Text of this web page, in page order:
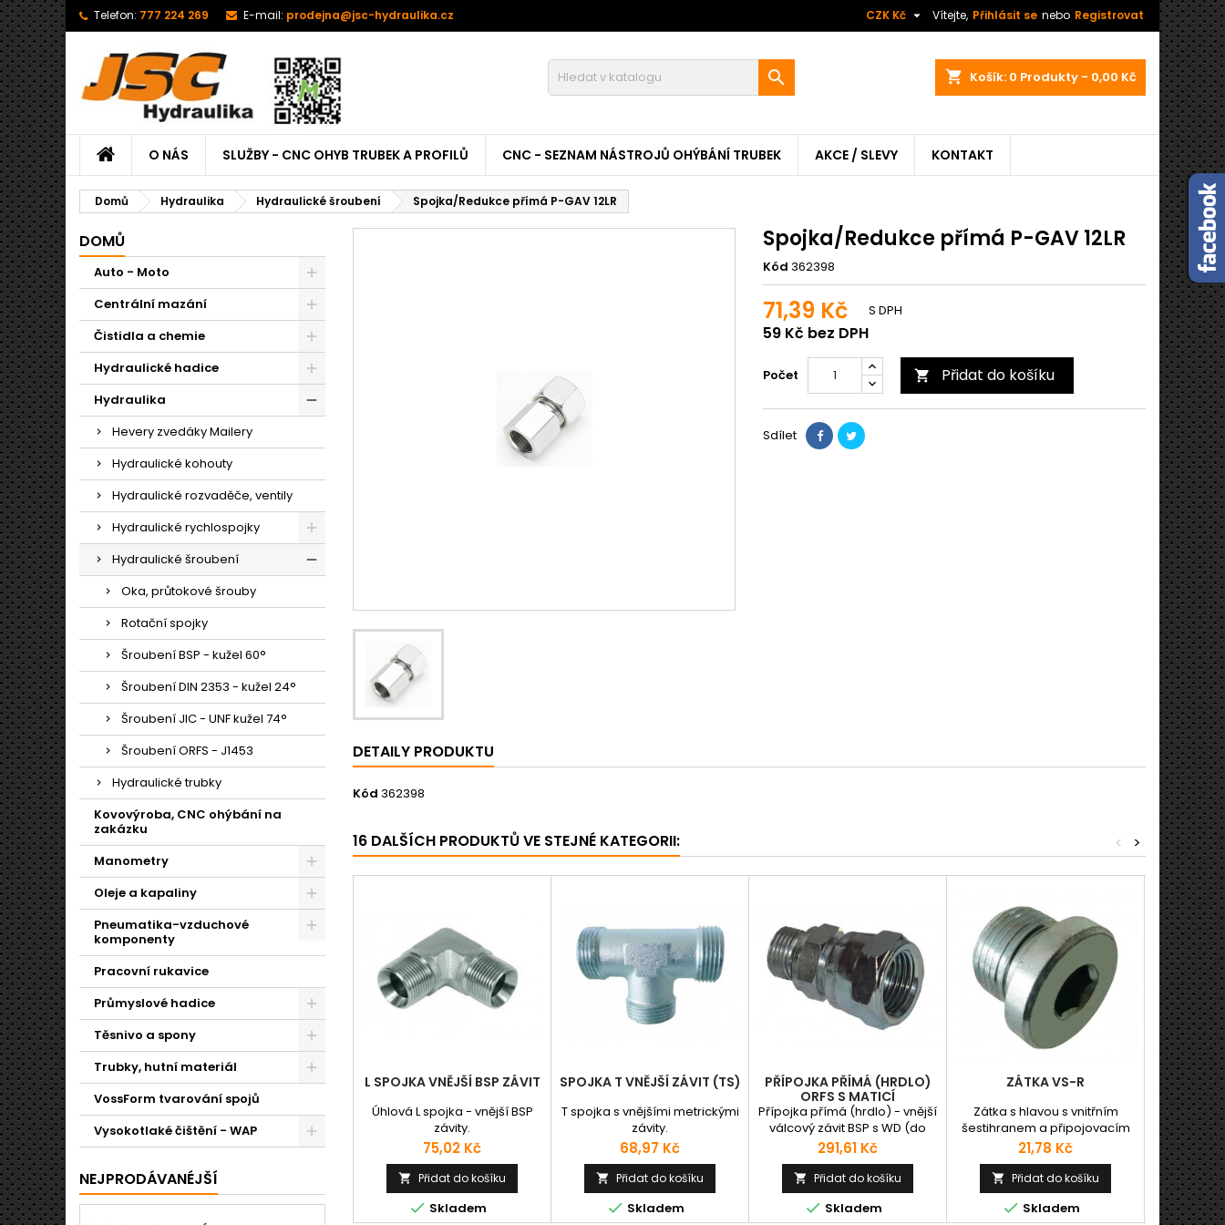
Telefon: 777 224 269 E-mail: prodejna@jsc-hydraulika.cz Vítejte, Přihlásit se nebo Registrovat
CZK Kč 
shopping_cart Košík: 0 Produkty - 0,00 Kč

O NÁS SLUŽBY - CNC OHYB TRUBEK A PROFILŮ CNC - SEZNAM NÁSTROJŮ OHÝBÁNÍ TRUBEK AKCE / SLEVY KONTAKT
Domů Hydraulika Hydraulické šroubení Spojka/Redukce přímá P-GAV 12LR
DOMŮ
Auto - Moto
Centrální mazání
Čistidla a chemie
Hydraulické hadice
Hydraulika
Hevery zvedáky Mailery
Hydraulické kohouty
Hydraulické rozvaděče, ventily
Hydraulické rychlospojky
Hydraulické šroubení
Oka, průtokové šrouby
Rotační spojky
Šroubení BSP - kužel 60°
Šroubení DIN 2353 - kužel 24°
Šroubení JIC - UNF kužel 74°
Šroubení ORFS - J1453
Hydraulické trubky
Kovovýroba, CNC ohýbání na
zakázku
Manometry
Oleje a kapaliny
Pneumatika-vzduchové
komponenty
Pracovní rukavice
Průmyslové hadice
Těsnivo a spony
Trubky, hutní materiál
VossForm tvarování spojů
Vysokotlaké čištění - WAP
NEJPRODÁVANÉJŠÍ
Spojka/Redukce přímá P-GAV 12LR
Kód 362398
71,39 Kč
59 Kč bez DPH
S DPH
Počet  Přidat do košíku
Sdílet
DETAILY PRODUKTU
Kód 362398
16 DALŠÍCH PRODUKTŮ VE STEJNÉ KATEGORII: >
<
L SPOJKA VNĚJŠÍ BSP ZÁVIT
Úhlová L spojka - vnější BSP
závity.
Cena
75,02 Kč
 Přidat do košíku
 Skladem
SPOJKA T VNĚJŠÍ ZÁVIT (TS)
T spojka s vnějšími metrickými
závity.
Cena
68,97 Kč
 Přidat do košíku
 Skladem
PŘÍPOJKA PŘÍMÁ (HRDLO)
ORFS S MATICÍ
Přípojka přímá (hrdlo) - vnější
válcový závit BSP s WD (do
tělesa) / vnitřní závit ORFS.
Cena
291,61 Kč
 Přidat do košíku
 Skladem
ZÁTKA VS-R
Zátka s hlavou s vnitřním
šestihranem a připojovacím
vnějším palcovým závitem.
WD.
Cena
21,78 Kč
 Přidat do košíku
 Skladem
Tato
nebo
použitím

